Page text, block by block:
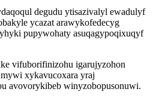
degudu ytisazivalyl ewadulyf
ycazat arawykofedecyg
pupywohaty asuqagypoqixuqyf
vifuborifinizohu igarujyzohon
xykavucoxara yraj
avovorykibeb winyzobopusonuwi.